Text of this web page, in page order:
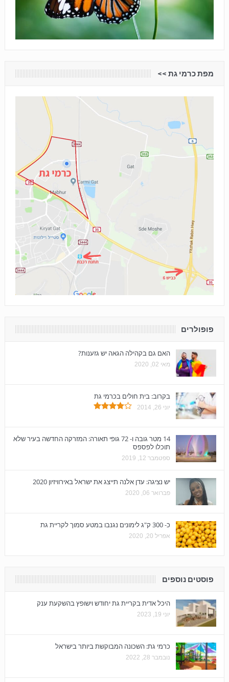
מפת כרמי גת <<
פופולרים
האם גם בקהילה הגאה יש גזענות?
מאי 02, 2020
בקרוב: בית חולים בכרמי גת
יוני 26, 2014
14 מטר גובה ו- 72 גופי תאורה: המזרקה החדשה בעיר שלא
תוכלו לפספס
ספטמבר 12, 2019
יש נציגה: עדן אלנה תייצג את ישראל באירוויזיון 2020
פברואר 06, 2020
כ- 300 ק"ג לימונים נגנבו במטע סמוך לקריית גת
אפריל 20, 2020
פוסטים נוספים
היכל אדית בקריית גת יחודש וישופץ בהשקעת ענק
יוני 19, 2023
כרמי גת: השכונה המבוקשת ביותר בישראל
נובמבר 28, 2022